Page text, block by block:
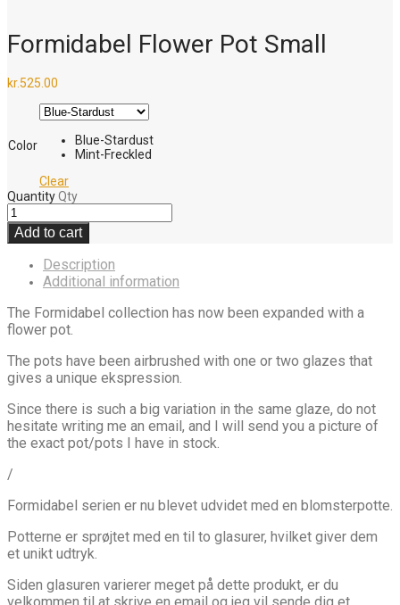
Formidabel Flower Pot Small
kr.525.00
Color
Blue-Stardust
Mint-Freckled
Clear
QuantityQty
Add to cart
Description
Additional information
The Formidabel collection has now been expanded with a
flower pot.
The pots have been airbrushed with one or two glazes that
gives a unique ekspression.
Since there is such a big variation in the same glaze, do not
hesitate writing me an email, and I will send you a picture of
the exact pot/pots I have in stock.
/
Formidabel serien er nu blevet udvidet med en blomsterpotte.
Potterne er sprøjtet med en til to glasurer, hvilket giver dem
et unikt udtryk.
Siden glasuren varierer meget på dette produkt, er du
velkommen til at skrive en email og jeg vil sende dig et